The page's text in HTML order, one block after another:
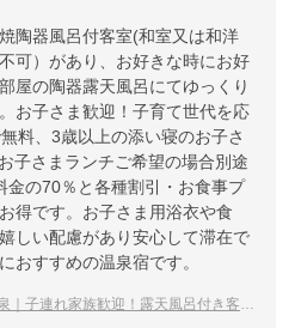
陶器風呂付客室(和室又は和洋
可）があり、お好きな時にお好
屋の陶器露天風呂にてゆっくり
お子さま歓迎！子育て世代を応
料、3歳以上の添い寝のお子さ
子さまランチご希望の場合別途
金の70％と各種割引・お食事プ
得です。お子さま用浴衣や食
しい配慮があり安心して滞在で
おすすめの温泉宿です。
れ家族歓迎！露天風呂付き客室がある宿のおすすめは？